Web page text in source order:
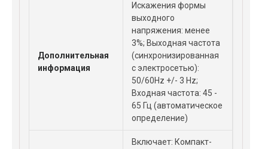
Дополнительная
информация
Искажения формы
выходного
напряжения: менее
3%; Выходная частота
(синхронизированная
с электросетью):
50/60Hz +/- 3 Hz;
Входная частота: 45 -
65 Гц (автоматическое
определение)
Включает: Компакт-